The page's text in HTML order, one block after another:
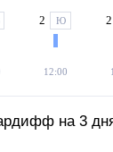
2 Ю
12:00
2
на 3